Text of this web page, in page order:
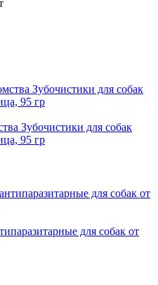
Зубочистики для собак
95 гр
для собак от